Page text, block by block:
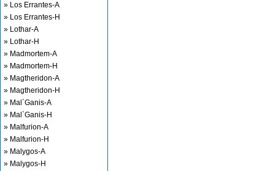
» Los Errantes-A
» Los Errantes-H
» Lothar-A
» Lothar-H
» Madmortem-A
» Madmortem-H
» Magtheridon-A
» Magtheridon-H
» Mal`Ganis-A
» Mal`Ganis-H
» Malfurion-A
» Malfurion-H
» Malygos-A
» Malygos-H